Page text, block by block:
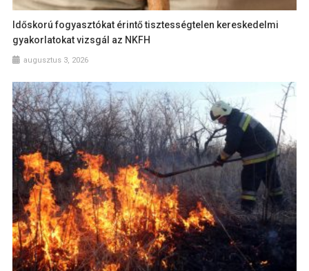
Időskorú fogyasztókat érintő tisztességtelen kereskedelmi
gyakorlatokat vizsgál az NKFH
augusztus 3, 2026